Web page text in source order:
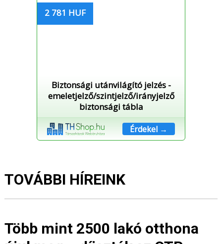
2 781 HUF
Biztonsági utánvilágító jelzés -
emeletjelző/szintjelző/irányjelző
biztonsági tábla
Érdekel →
TOVÁBBI HÍREINK
Több mint 2500 lakó otthona